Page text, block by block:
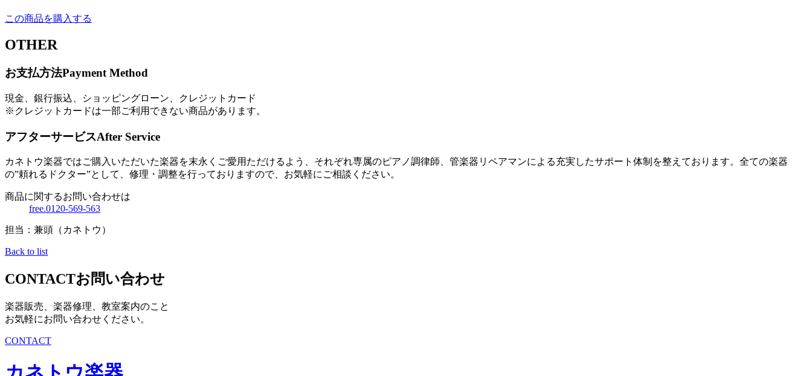
この商品を購入する
OTHER
お支払方法Payment Method
現金、銀行振込、ショッピングローン、クレジットカード
※クレジットカードは一部ご利用できない商品があります。
アフターサービスAfter Service
カネトウ楽器ではご購入いただいた楽器を末永くご愛用ただけるよう、それぞれ専属のピアノ調律師、管楽器リペアマンによる充実したサポート体制を整えております。全ての楽器
の”頼れるドクター”として、修理・調整を行っておりますので、お気軽にご相談ください。
商品に関するお問い合わせは
free.0120-569-563
担当：兼頭（カネトウ）
Back to list
CONTACTお問い合わせ
楽器販売、楽器修理、教室案内のこと
お気軽にお問い合わせください。
CONTACT